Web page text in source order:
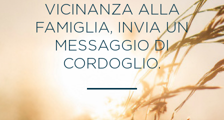
VICINANZA ALLA
FAMIGLIA, INVIA UN
MESSAGGIO DI
CORDOGLIO.